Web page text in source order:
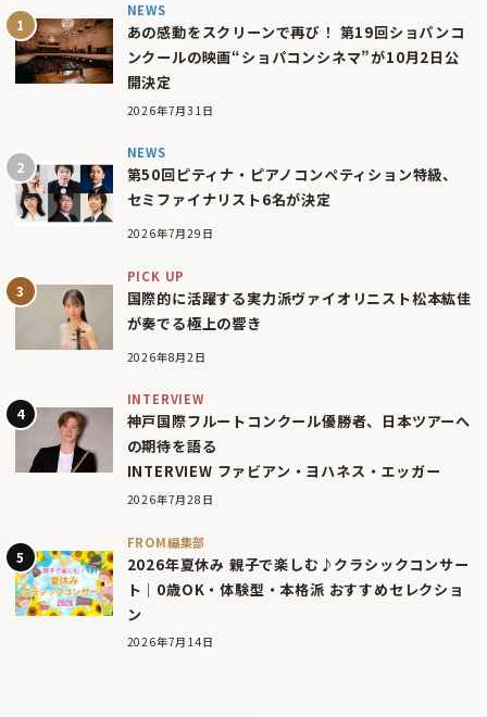
NEWS
あの感動をスクリーンで再び！ 第19回ショパンコ
ンクールの映画“ショパコンシネマ”が10月2日公
開決定
2026年7月31日
NEWS
第50回ピティナ・ピアノコンペティション特級、
セミファイナリスト6名が決定
2026年7月29日
PICK UP
国際的に活躍する実力派ヴァイオリニスト松本紘佳
が奏でる極上の響き
2026年8月2日
INTERVIEW
神戸国際フルートコンクール優勝者、日本ツアーへ
の期待を語る
INTERVIEW ファビアン・ヨハネス・エッガー
2026年7月28日
FROM編集部
2026年夏休み 親子で楽しむ♪クラシックコンサー
ト｜0歳OK・体験型・本格派 おすすめセレクショ
ン
2026年7月14日